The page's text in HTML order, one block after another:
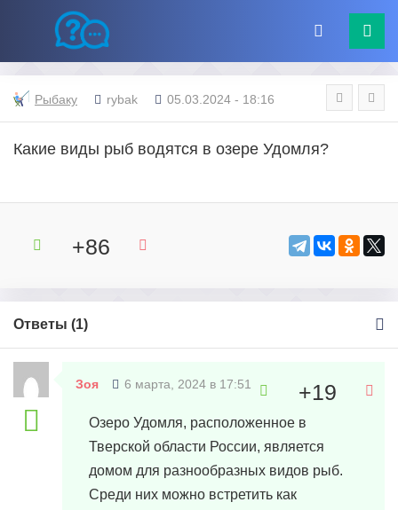
Рыбаку rybak 05.03.2024 - 18:16
Какие виды рыб водятся в озере Удомля?
+86
Ответы (1)
Зоя 6 марта, 2024 в 17:51
Озеро Удомля, расположенное в
Тверской области России, является
домом для разнообразных видов рыб.
Среди них можно встретить как
+19